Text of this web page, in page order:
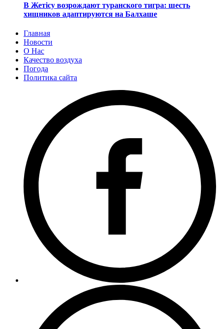
В Жетісу возрождают туранского тигра: шесть
хищников адаптируются на Балхаше
Главная
Новости
О Нас
Качество воздуха
Погода
Политика сайта